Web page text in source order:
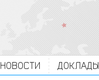
НОВОСТИ ДОКЛАДЫ